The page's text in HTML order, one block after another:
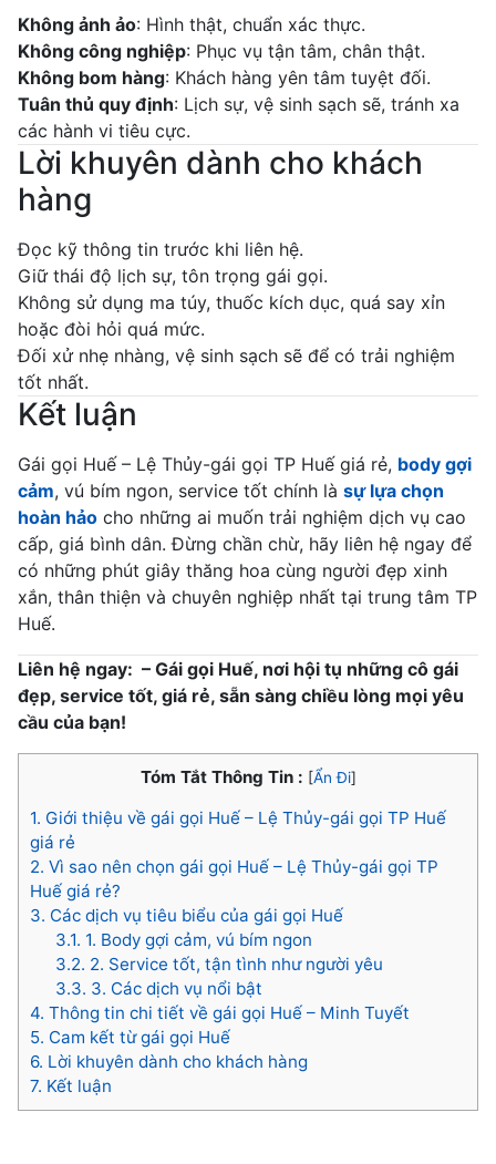
Không ảnh ảo: Hình thật, chuẩn xác thực.
Không công nghiệp: Phục vụ tận tâm, chân thật.
Không bom hàng: Khách hàng yên tâm tuyệt đối.
Tuân thủ quy định: Lịch sự, vệ sinh sạch sẽ, tránh xa
các hành vi tiêu cực.
Lời khuyên dành cho khách
hàng
Đọc kỹ thông tin trước khi liên hệ.
Giữ thái độ lịch sự, tôn trọng gái gọi.
Không sử dụng ma túy, thuốc kích dục, quá say xỉn
hoặc đòi hỏi quá mức.
Đối xử nhẹ nhàng, vệ sinh sạch sẽ để có trải nghiệm
tốt nhất.
Kết luận
Gái gọi Huế – Lệ Thủy-gái gọi TP Huế giá rẻ, body gợi
cảm, vú bím ngon, service tốt chính là sự lựa chọn
hoàn hảo cho những ai muốn trải nghiệm dịch vụ cao
cấp, giá bình dân. Đừng chần chừ, hãy liên hệ ngay để
có những phút giây thăng hoa cùng người đẹp xinh
xắn, thân thiện và chuyên nghiệp nhất tại trung tâm TP
Huế.
Liên hệ ngay: – Gái gọi Huế, nơi hội tụ những cô gái
đẹp, service tốt, giá rẻ, sẵn sàng chiều lòng mọi yêu
cầu của bạn!
Tóm Tắt Thông Tin : [Ẩn Đi]
1. Giới thiệu về gái gọi Huế – Lệ Thủy-gái gọi TP Huế
giá rẻ
2. Vì sao nên chọn gái gọi Huế – Lệ Thủy-gái gọi TP
Huế giá rẻ?
3. Các dịch vụ tiêu biểu của gái gọi Huế
3.1. 1. Body gợi cảm, vú bím ngon
3.2. 2. Service tốt, tận tình như người yêu
3.3. 3. Các dịch vụ nổi bật
4. Thông tin chi tiết về gái gọi Huế – Minh Tuyết
5. Cam kết từ gái gọi Huế
6. Lời khuyên dành cho khách hàng
7. Kết luận